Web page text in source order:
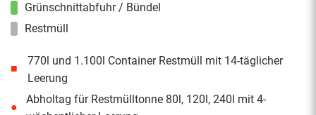
Grünschnittabfuhr / Bündel
Restmüll
■
770l und 1.100l Container Restmüll mit 14-täglicher
Leerung
●
Abholtag für Restmülltonne 80l, 120l, 240l mit 4-